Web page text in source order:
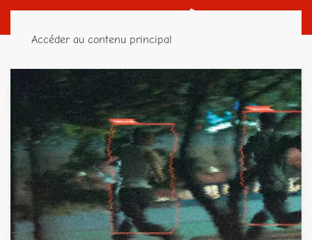
Accéder au contenu principal